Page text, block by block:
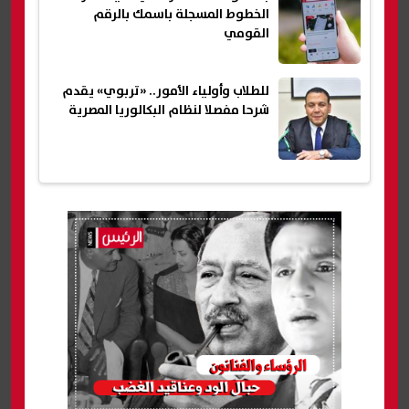
الخطوط المسجلة باسمك بالرقم
القومي
للطلاب وأولياء الأمور.. «تربوي» يقدم
شرحا مفصلا لنظام البكالوريا المصرية